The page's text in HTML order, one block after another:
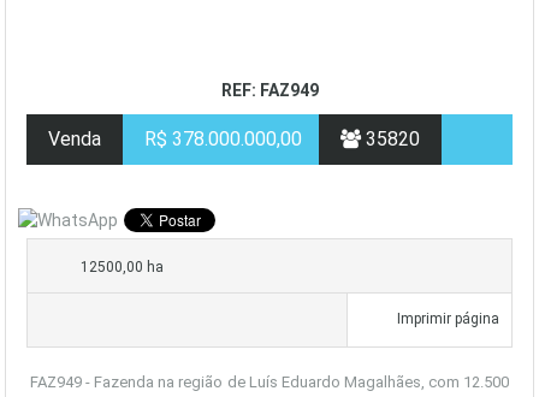
REF: FAZ949
Venda R$ 378.000.000,00 35820
12500,00 ha
Imprimir página
FAZ949 - Fazenda na região de Luís Eduardo Magalhães, com 12.500